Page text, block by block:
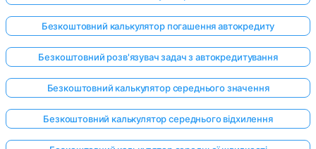
Безкоштовний калькулятор погашення автокредиту
Безкоштовний розв'язувач задач з автокредитування
Безкоштовний калькулятор середнього значення
Безкоштовний калькулятор середнього відхилення